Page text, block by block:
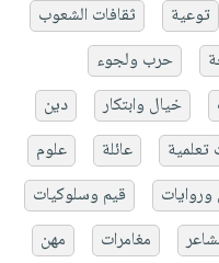
توعية
ثقافات الشعوب
حرب ولجوء
خيال وابتكار
دين
عائلة
علوم
قيم وسلوكيات
مغامرات
مهن